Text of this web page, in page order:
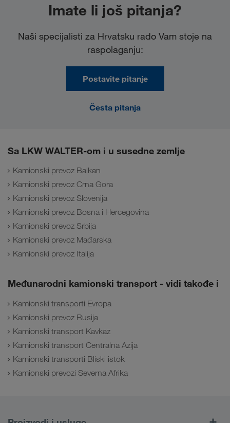
Imate li još pitanja?
Naši specijalisti za Hrvatsku rado Vam stoje na
raspolaganju:
Postavite pitanje
Česta pitanja
Sa LKW WALTER-om i u susedne zemlje
Kamionski prevoz Balkan
Kamionski prevoz Crna Gora
Kamionski prevoz Slovenija
Kamionski prevoz Bosna i Hercegovina
Kamionski prevoz Srbija
Kamionski prevoz Mađarska
Kamionski prevoz Italija
Međunarodni kamionski transport - vidi takođe i
Kamionski transporti Evropa
Kamionski prevoz Rusija
Kamionski transport Kavkaz
Kamionski transport Centralna Azija
Kamionski transporti Bliski istok
Kamionski prevozi Severna Afrika